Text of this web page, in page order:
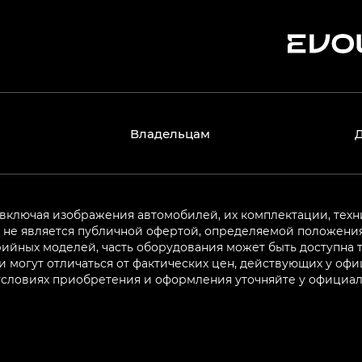
Владельцам
изображения автомобилей, их комплектации,
является публичной офертой, определяемой
моделей, часть оборудования может быть доступна
отличаться от фактических цен, действующих у
приобретения и оформления уточняйте у